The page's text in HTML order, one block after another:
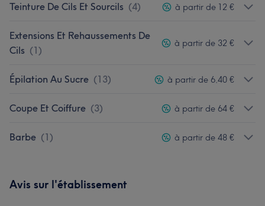
Teinture De Cils Et Sourcils (4) à partir de 12 €
Extensions Et Rehaussements De
Cils (1)
à partir de 32 €
Épilation Au Sucre (13) à partir de 6,40 €
Coupe Et Coiffure (3) à partir de 64 €
Barbe (1) à partir de 48 €
Avis sur l'établissement